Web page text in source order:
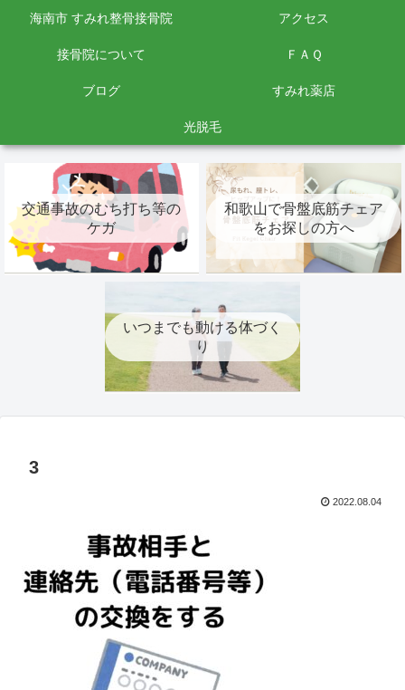
海南市 すみれ整骨接骨院 アクセス
接骨院について ＦＡＱ
ブログ すみれ薬店
光脱毛
交通事故のむち打ち等の
ケガ
和歌山で骨盤底筋チェア
をお探しの方へ
いつまでも動ける体づく
り
3
2022.08.04